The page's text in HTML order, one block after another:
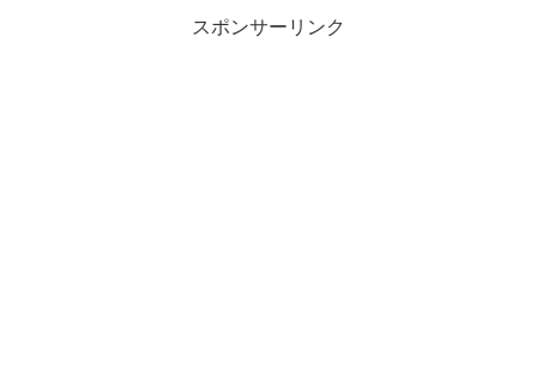
スポンサーリンク